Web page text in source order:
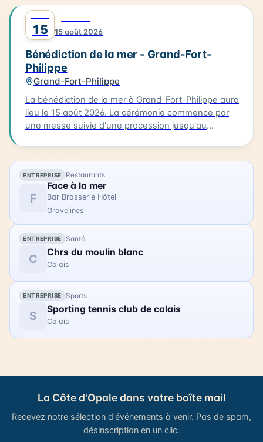
les habitants et les visiteurs de la Côte d'Opale. La
bénédiction de la mer est un événement culturel qui
célèbre la richesse maritime de la région.
15 15 août 2026
Bénédiction de la mer - Grand-Fort-
Philippe
Grand-Fort-Philippe
La bénédiction de la mer à Grand-Fort-Philippe aura
lieu le 15 août 2026. La cérémonie commence par
une messe suivie d'une procession jusqu'au
processionnels. La bénédiction est ensuite suivie
d'une procession des bateaux dans le chenal.
L'occasion est également prise pour ouvrir la
Maison de la Mer, permettant aux visiteurs de
découvrir ce lieu. La bénédiction de la mer est un
la communauté de Grand-Fort-Philippe.
ENTREPRISE Restaurants
F
Face à la mer
Bar Brasserie Hôtel
Gravelines
ENTREPRISE Santé
C Chrs du moulin blanc
Calais
ENTREPRISE Sports
S Sporting tennis club de calais
Calais
La Côte d'Opale dans votre boîte mail
Recevez notre sélection d'événements à venir. Pas de spam,
désinscription en un clic.